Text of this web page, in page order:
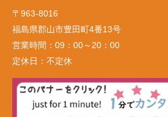
〒963-8016
福島県郡山市豊田町4番13号
営業時間： 09：00～20：00
定休日： 不定休